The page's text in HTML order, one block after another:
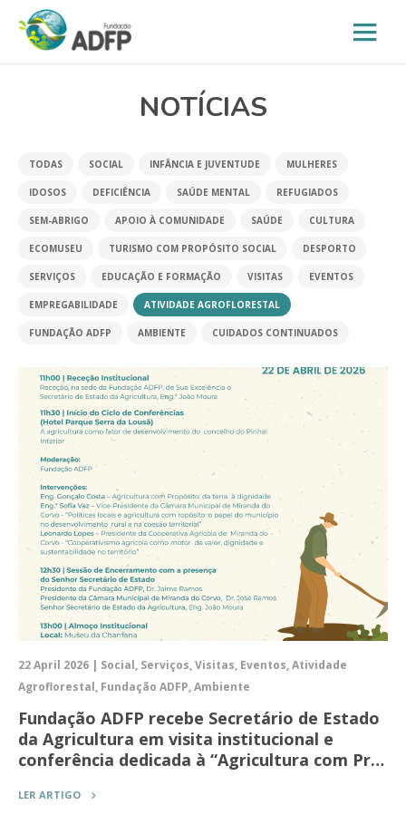
NOTÍCIAS
TODAS SOCIAL INFÂNCIA E JUVENTUDE MULHERES
IDOSOS DEFICIÊNCIA SAÚDE MENTAL REFUGIADOS
SEM-ABRIGO APOIO À COMUNIDADE SAÚDE CULTURA
ECOMUSEU TURISMO COM PROPÓSITO SOCIAL DESPORTO
SERVIÇOS EDUCAÇÃO E FORMAÇÃO VISITAS EVENTOS
EMPREGABILIDADE ATIVIDADE AGROFLORESTAL
FUNDAÇÃO ADFP AMBIENTE CUIDADOS CONTINUADOS
22 April 2026 | Social, Serviços, Visitas, Eventos, Atividade
Agroflorestal, Fundação ADFP, Ambiente
Fundação ADFP recebe Secretário de Estado
da Agricultura em visita institucional e
conferência dedicada à “Agricultura com Pr…
LER ARTIGO